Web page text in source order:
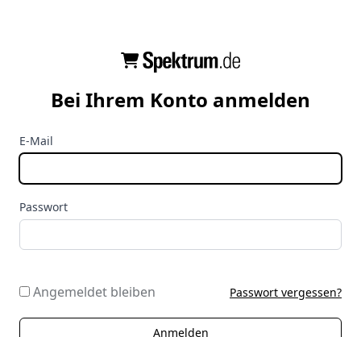
Bei Ihrem Konto anmelden
E-Mail
Passwort
Angemeldet bleiben Passwort vergessen?